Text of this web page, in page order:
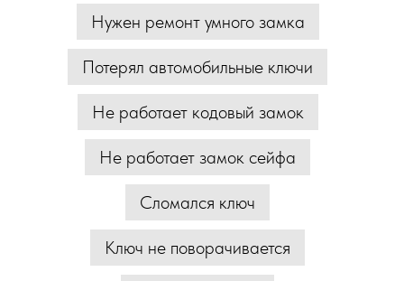
Нужен ремонт умного замка
Потерял автомобильные ключи
Не работает кодовый замок
Не работает замок сейфа
Сломался ключ
Ключ не поворачивается